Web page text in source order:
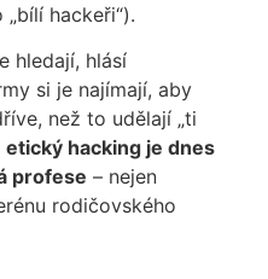
hackeři“).
hledají, hlásí
si je najímají, aby
než to udělají „ti
etický hacking je dnes
profese – nejen
rodičovského